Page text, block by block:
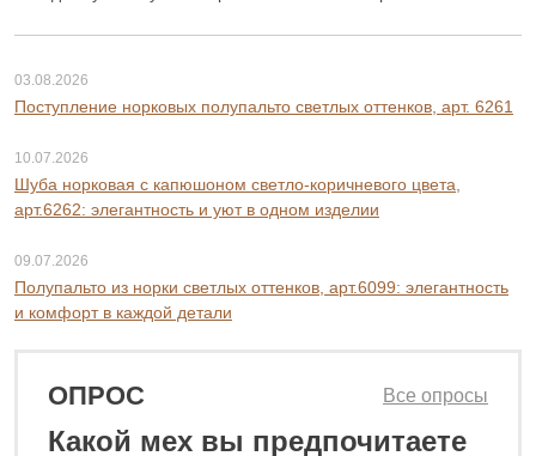
03.08.2026
Поступление норковых полупальто светлых оттенков, арт. 6261
10.07.2026
Шуба норковая с капюшоном светло-коричневого цвета,
арт.6262: элегантность и уют в одном изделии
09.07.2026
Полупальто из норки светлых оттенков, арт.6099: элегантность
и комфорт в каждой детали
ОПРОС
Какой мех вы предпочитаете
Все опросы